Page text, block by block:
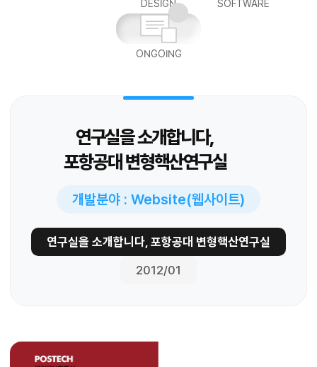
DESIGN
SOFTWARE
ONGOING
연구실을 소개합니다,
포항공대 변형핵산연구실
개발분야 : Website(웹사이트)
연구실을 소개합니다, 포항공대 변형핵산연구실
2012/01